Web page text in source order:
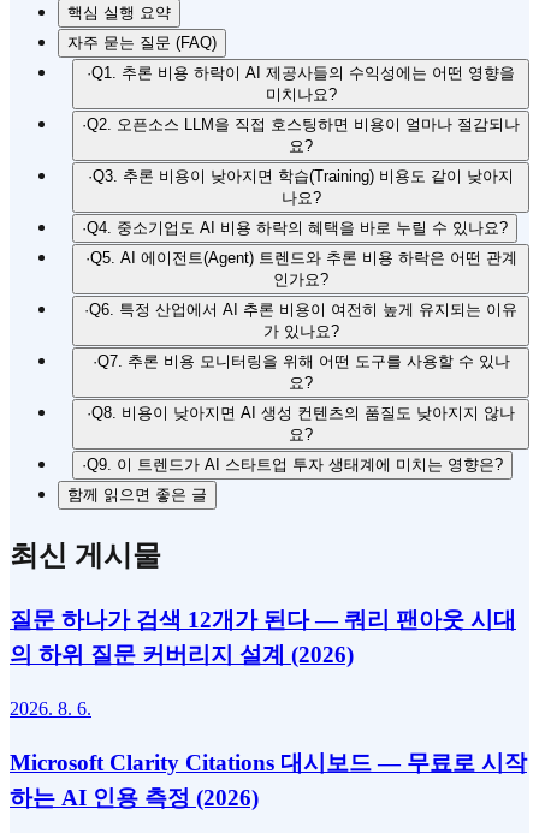
핵심 실행 요약
자주 묻는 질문 (FAQ)
·Q1. 추론 비용 하락이 AI 제공사들의 수익성에는 어떤 영향을
미치나요?
·Q2. 오픈소스 LLM을 직접 호스팅하면 비용이 얼마나 절감되나
요?
·Q3. 추론 비용이 낮아지면 학습(Training) 비용도 같이 낮아지
나요?
·Q4. 중소기업도 AI 비용 하락의 혜택을 바로 누릴 수 있나요?
·Q5. AI 에이전트(Agent) 트렌드와 추론 비용 하락은 어떤 관계
인가요?
·Q6. 특정 산업에서 AI 추론 비용이 여전히 높게 유지되는 이유
가 있나요?
·Q7. 추론 비용 모니터링을 위해 어떤 도구를 사용할 수 있나
요?
·Q8. 비용이 낮아지면 AI 생성 컨텐츠의 품질도 낮아지지 않나
요?
·Q9. 이 트렌드가 AI 스타트업 투자 생태계에 미치는 영향은?
함께 읽으면 좋은 글
최신 게시물
질문 하나가 검색 12개가 된다 — 쿼리 팬아웃 시대
의 하위 질문 커버리지 설계 (2026)
2026. 8. 6.
Microsoft Clarity Citations 대시보드 — 무료로 시작
하는 AI 인용 측정 (2026)